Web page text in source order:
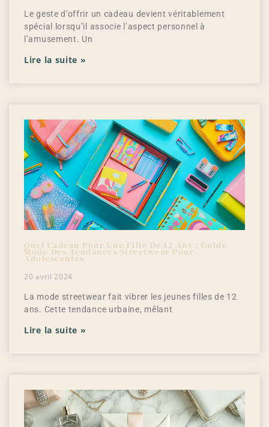
Le geste d’offrir un cadeau devient véritablement
spécial lorsqu’il associe l’aspect personnel à
l’amusement. Un
Lire la suite »
Quel Cadeau Pour Une Fille De 12 Ans : Guide
Mode Des Tendances Streetwear Pour
Adolescentes
20 avril 2024
La mode streetwear fait vibrer les jeunes filles de 12
ans. Cette tendance urbaine, mêlant
Lire la suite »